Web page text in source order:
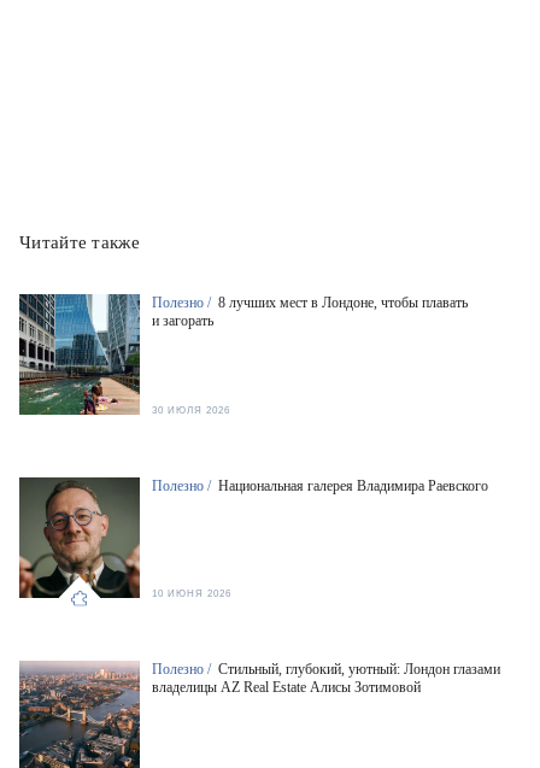
Читайте также
Полезно / 8 лучших мест в Лондоне, чтобы плавать
и загорать
30 ИЮЛЯ 2026
Полезно / Национальная галерея Владимира Раевского
10 ИЮНЯ 2026
Полезно / Стильный, глубокий, уютный: Лондон глазами
владелицы AZ Real Estate Алисы Зотимовой